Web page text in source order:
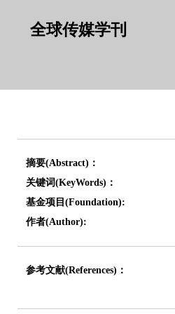
全球传媒学刊
摘要(Abstract)：
关键词(KeyWords)：
基金项目(Foundation):
作者(Author):
参考文献(References)：